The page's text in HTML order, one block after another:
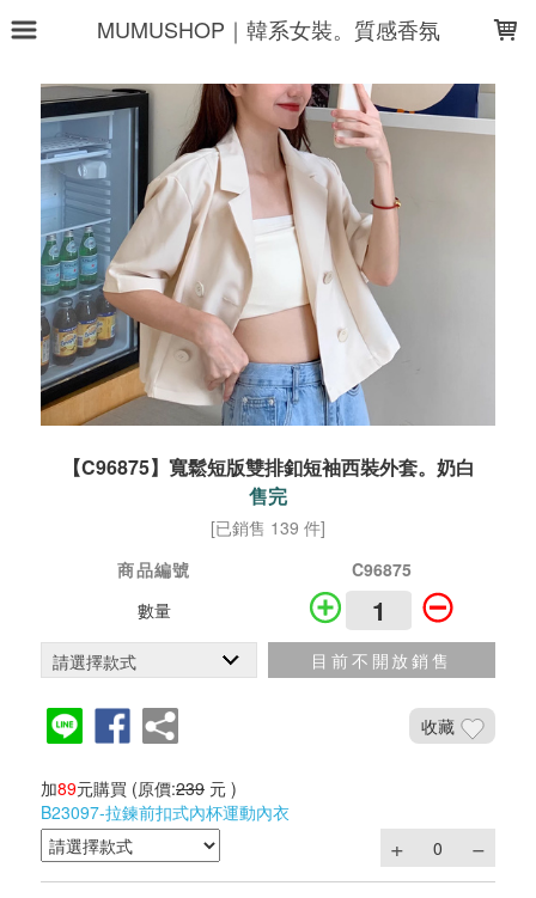
MUMUSHOP｜韓系女裝。質感香氛
【C96875】寬鬆短版雙排釦短袖西裝外套。奶白
售完
[已銷售 139 件]
商品編號
C96875
數量
目前不開放銷售
收藏
加89元購買 (原價:239 元 )
B23097-拉鍊前扣式內杯運動內衣